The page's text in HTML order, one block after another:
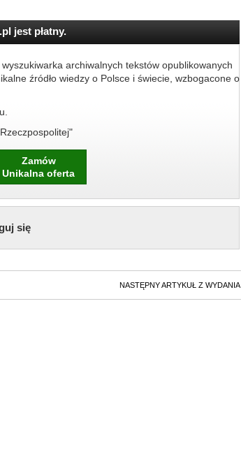
jest płatny.
archiwalnych tekstów opublikowanych
źródło wiedzy o Polsce i świecie, wzbogacone o
Zamów
Unikalna oferta
się
NASTĘPNY ARTYKUŁ Z WYDANIA